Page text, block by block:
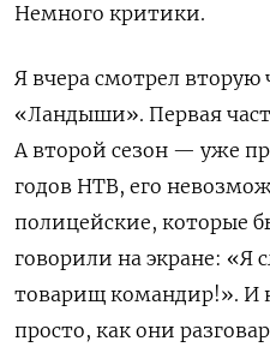
Немного критики.
Я вчера смотрел вторую
«Ландыши». Первая
А второй сезон — уже
годов НТВ, его
полицейские, которые
говорили на экране: «Я
товарищ командир!». И
просто, как они